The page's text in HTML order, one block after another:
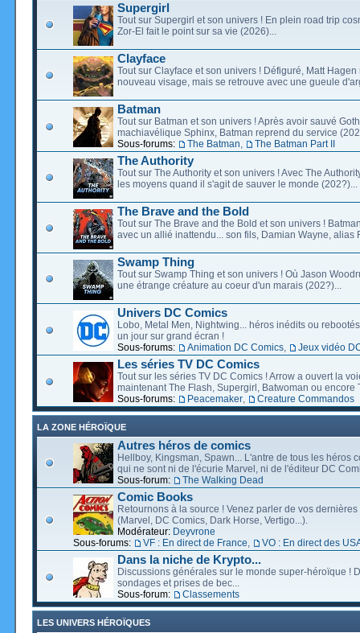
Supergirl
Tout sur Supergirl et son univers ! En plein road trip
Zor-El fait le point sur sa vie (2026)...
Clayface
Tout sur Clayface et son univers ! Défiguré, Matt Hagen
nouveau visage, mais se retrouve avec une gueule
Batman
Tout sur Batman et son univers ! Après avoir sauvé
machiavélique Sphinx, Batman reprend du service
Sous-forums:
The Batman The Batman Part II
The Authority
Tout sur The Authority et son univers ! Avec The
les moyens quand il s'agit de sauver le monde (202?)...
The Brave and the Bold
Tout sur The Brave and the Bold et son univers !
avec un allié inattendu... son fils, Damian Wayne, alias
Swamp Thing
Tout sur Swamp Thing et son univers ! Où Jason
une étrange créature au coeur d'un marais (202?)...
Univers DC Comics
Lobo, Metal Men, Nightwing... héros inédits ou
un jour sur grand écran !
Sous-forums:
Animation DC Comics Jeux vidéo
Les séries TV DC Comics
Tout sur les séries TV DC Comics ! Arrow a ouvert la
maintenant The Flash, Supergirl, Batwoman ou encore
Sous-forums:
Peacemaker Creature Commandos
LA ZONE HÉROÏQUE
Autres héros de comics
Hellboy, Kingsman, Spawn... L'antre de tous les héros
qui ne sont ni de l'écurie Marvel, ni de l'éditeur DC
Sous-forum:
The Walking Dead
Comic Books
Retournons à la source ! Venez parler de vos dernières
(Marvel, DC Comics, Dark Horse, Vertigo...).
Modérateur: Deyvrone
Sous-forums:
VF : En direct de France VO : En direct des
Dans la niche de Krypto...
Discussions générales sur le monde super-héroïque !
sondages et prises de bec...
Sous-forum:
Classements
LES UNIVERS HÉROÏQUES